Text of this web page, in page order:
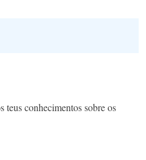
teus conhecimentos sobre os